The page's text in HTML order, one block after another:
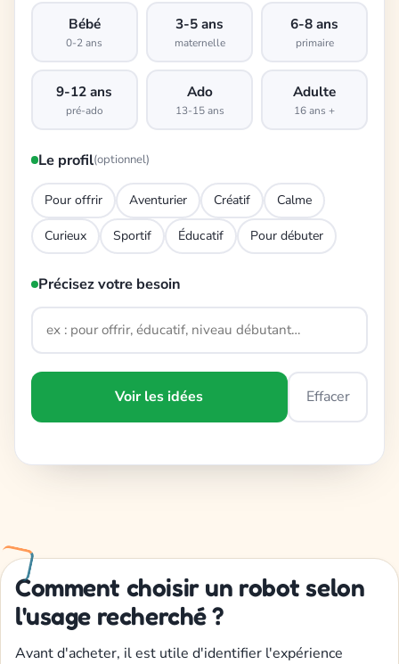
Bébé
0-2 ans
3-5 ans
maternelle
6-8 ans
primaire
9-12 ans
pré-ado
Ado
13-15 ans
Adulte
16 ans +
Le profil(optionnel)
Pour offrir Aventurier Créatif Calme
Curieux Sportif Éducatif Pour débuter
Précisez votre besoin
Voir les idées Effacer
Comment choisir un robot selon
l'usage recherché ?
Avant d'acheter, il est utile d'identifier l'expérience